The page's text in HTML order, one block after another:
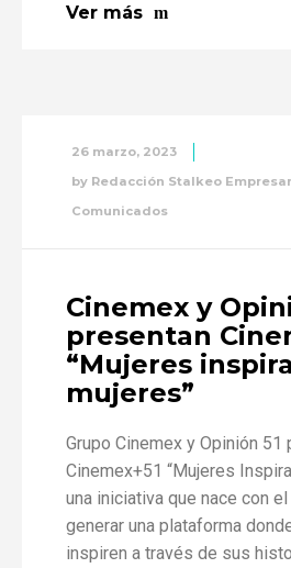
Ver más
26 marzo, 2023
by Redacción Stalkeo
Comunicados
Cinemex y
presentan
“Mujeres
mujeres”
Grupo Cinemex y Opinión 51
Cinemex+51 “Mujeres
una iniciativa que nace con
generar una plataforma
inspiren a través de sus